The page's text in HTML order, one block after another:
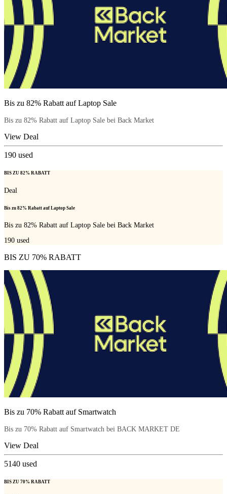
Bis zu 82% Rabatt auf Laptop Sale
Bis zu 82% Rabatt auf Laptop Sale bei Back Market
View Deal
190 used
BIS ZU 82% RABATT
Deal
Bis zu 82% Rabatt auf Laptop Sale
Bis zu 82% Rabatt auf Laptop Sale bei Back Market
190 used
BIS ZU 70% RABATT
Bis zu 70% Rabatt auf Smartwatch
Bis zu 70% Rabatt auf Smartwatch bei BACK MARKET DE
View Deal
5140 used
BIS ZU 70% RABATT